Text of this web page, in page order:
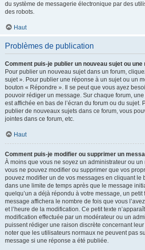
du système de messagerie électronique par des
des robots.
Haut
Problèmes de publication
Comment puis-je publier un nouveau sujet ou une
Pour publier un nouveau sujet dans un forum,
sujet ». Pour publier une réponse à un sujet ou un
bouton « Répondre ». Il se peut que vous ayez
pouvoir rédiger un message. Sur chaque forum,
est affichée en bas de l’écran du forum ou du sujet.
publier de nouveaux sujets dans ce forum, vous
jointes dans ce forum, etc.
Haut
Comment puis-je modifier ou supprimer un
À moins que vous ne soyez un administrateur ou
vous ne pouvez modifier ou supprimer que vos
pouvez modifier un de vos messages en cliquant le
dans une limite de temps après que le message
quelqu’un a déjà répondu à votre message, un petit
message affichera le nombre de fois que vous
et l’heure de la modification. Ce petit texte
modification effectuée par un modérateur ou un
puissent rédiger une raison discrète concernant
noter que les utilisateurs normaux ne peuvent pas
message si une réponse a été publiée.